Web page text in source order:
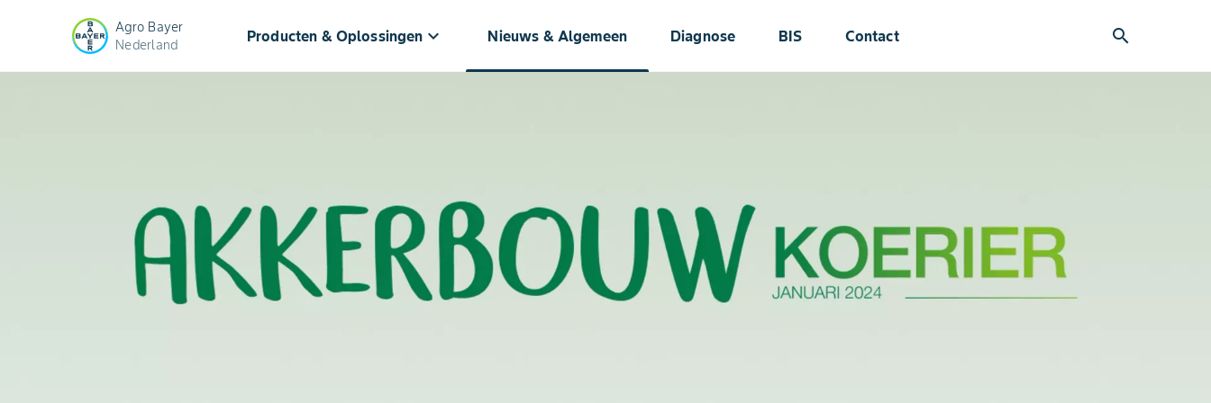
Agro Bayer
Nederland
Producten & Oplossingen keyboard_arrow_down Nieuws & Algemeen Diagnose BIS Contact search